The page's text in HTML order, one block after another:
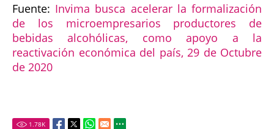
Fuente: Invima busca acelerar la formalización
de los microempresarios productores de
bebidas alcohólicas, como apoyo a la
reactivación económica del país, 29 de Octubre
de 2020
1.78K